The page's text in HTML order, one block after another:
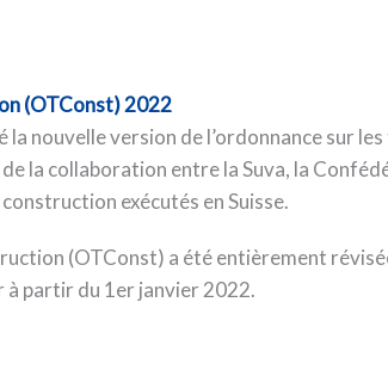
(OTConst) 2022
la nouvelle version de l’ordonnance sur
la collaboration entre la Suva, la
exécutés en Suisse.
(OTConst) a été entièrement
à partir du 1er janvier 2022.